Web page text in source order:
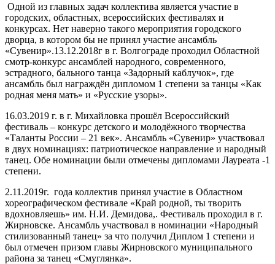
Одной из главных задач коллектива является участие в
городских, областных, всероссийских фестивалях и
конкурсах. Нет наверно такого мероприятия городского
дворца, в котором бы не принял участие ансамбль
«Сувенир».13.12.2018г в г. Волгограде проходил Областной
смотр-конкурс ансамблей народного, современного,
эстрадного, бального танца «Задорный каблучок», где
ансамбль был награждён дипломом 1 степени за танцы «Как
родная меня мать» и «Русские узоры».
16.03.2019 г. в г. Михайловка прошёл Всероссийский
фестиваль – конкурс детского и молодёжного творчества
«Таланты России – 21 век». Ансамбль «Сувенир» участвовал
в двух номинациях: патриотическое направление и народный
танец. Обе номинации были отмечены дипломами Лауреата -1
степени.
2.11.2019г. года коллектив принял участие в Областном
хореографическом фестивале «Край родной, ты творить
вдохновляешь» им. Н.И. Демидова,. Фестиваль проходил в г.
Жирновске. Ансамбль участвовал в номинации «Народный
стилизованный танец» за что получил Диплом 1 степени и
был отмечен призом главы Жирновского муниципального
района за танец «Смуглянка».